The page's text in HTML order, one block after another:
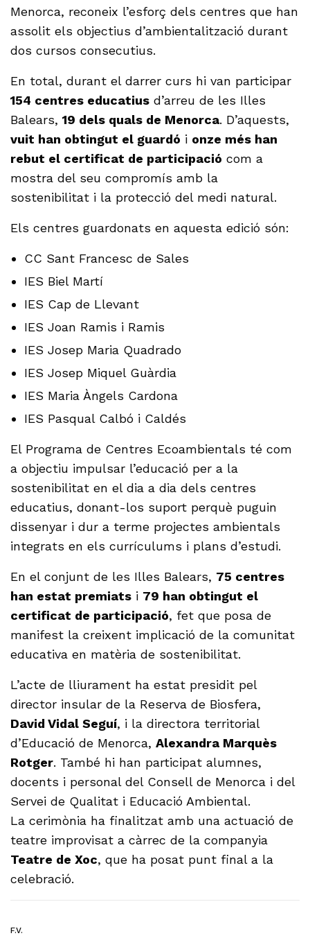
Menorca, reconeix l’esforç dels centres que han
assolit els objectius d’ambientalització durant
dos cursos consecutius.
En total, durant el darrer curs hi van participar
154 centres educatius d’arreu de les Illes
Balears,19 dels quals de Menorca. D’aquests,
vuit han obtingut el guardó i onze més han
rebut el certificat de participació com a
mostra del seu compromís amb la
sostenibilitat i la protecció del medi natural.
Els centres guardonats en aquesta edició són:
CC Sant Francesc de Sales
IES Biel Martí
IES Cap de Llevant
IES Joan Ramis i Ramis
IES Josep Maria Quadrado
IES Josep Miquel Guàrdia
IES Maria Àngels Cardona
IES Pasqual Calbó i Caldés
El Programa de Centres Ecoambientals té com
a objectiu impulsar l’educació per a la
sostenibilitat en el dia a dia dels centres
educatius, donant-los suport perquè puguin
dissenyar i dur a terme projectes ambientals
integrats en els currículums i plans d’estudi.
En el conjunt de les Illes Balears, 75 centres
han estat premiats i 79 han obtingut el
certificat de participació, fet que posa de
manifest la creixent implicació de la comunitat
educativa en matèria de sostenibilitat.
L’acte de lliurament ha estat presidit pel
director insular de la Reserva de Biosfera,
David Vidal Seguí, i la directora territorial
d’Educació de Menorca,Alexandra Marquès
Rotger. També hi han participat alumnes,
docents i personal del Consell de Menorca i del
Servei de Qualitat i Educació Ambiental.
La cerimònia ha finalitzat amb una actuació de
teatre improvisat a càrrec de la companyia
Teatre de Xoc, que ha posat punt final a la
celebració.
F.V.